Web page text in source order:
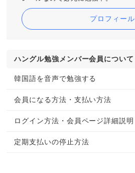
プロフィール
ハングル勉強メンバー会員について
韓国語を音声で勉強する
会員になる方法・支払い方法
ログイン方法・会員ページ詳細説明
定期支払いの停止方法